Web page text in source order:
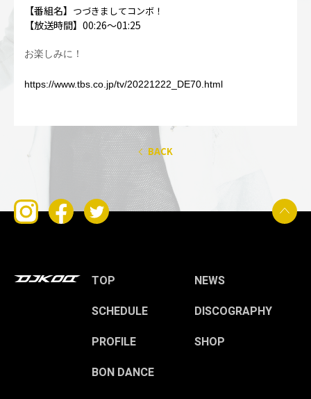
【番組名】 つづきましてコンボ！
【放送時間】00:26～01:25
お楽しみに！
https://www.tbs.co.jp/tv/20221222_DE70.html
BACK
TOP
NEWS
SCHEDULE
DISCOGRAPHY
PROFILE
SHOP
BON DANCE